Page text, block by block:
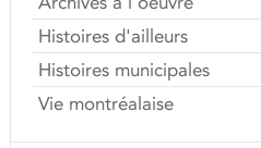
Histoires d'ailleurs
Histoires municipales
Vie montréalaise